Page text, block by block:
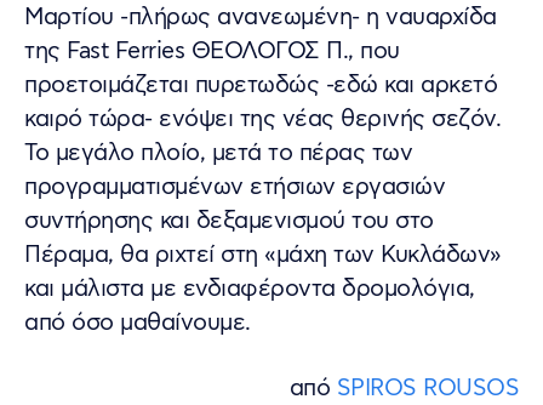
Μαρτίου -πλήρως ανανεωμένη- η ναυαρχίδα
της Fast Ferries ΘΕΟΛΟΓΟΣ Π., που
προετοιμάζεται πυρετωδώς -εδώ και αρκετό
καιρό τώρα- ενόψει της νέας θερινής σεζόν.
Το μεγάλο πλοίο, μετά το πέρας των
προγραμματισμένων ετήσιων εργασιών
συντήρησης και δεξαμενισμού του στο
Πέραμα, θα ριχτεί στη «μάχη των Κυκλάδων»
και μάλιστα με ενδιαφέροντα δρομολόγια,
από όσο μαθαίνουμε.
από SPIROS ROUSOS